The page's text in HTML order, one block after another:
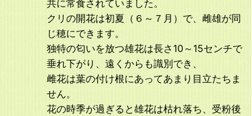
共に常食されていました。
クリの開花は初夏（６～７月）で、雌雄が同
じ穂にできます。
独特の匂いを放つ雄花は長さ10～15センチで
垂れ下がり、遠くからも識別でき、
雌花は葉の付け根にあってあまり目立たちま
せん。
花の時季が過ぎると雄花は枯れ落ち、受粉後